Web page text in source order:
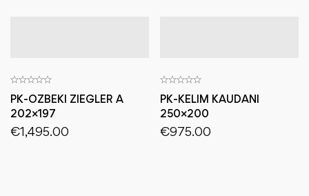
PK-OZBEKI ZIEGLER A
202×197
€1,495.00
PK-KELIM KAUDANI
250×200
€975.00